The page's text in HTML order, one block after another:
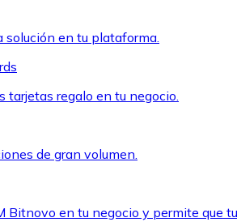
solución en tu plataforma.
tarjetas regalo en tu negocio.
de gran volumen.
Bitnovo en tu negocio y permite que